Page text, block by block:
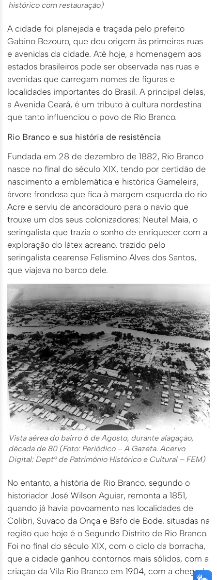
histórico com restauração)
A cidade foi planejada e traçada pelo prefeito
Gabino Bezouro, que deu origem às primeiras ruas
e avenidas da cidade. Até hoje, a homenagem aos
estados brasileiros pode ser observada nas ruas e
avenidas que carregam nomes de figuras e
localidades importantes do Brasil. A principal delas,
a Avenida Ceará, é um tributo à cultura nordestina
que tanto influenciou o povo de Rio Branco.
Rio Branco e sua história de resistência
Fundada em 28 de dezembro de 1882, Rio Branco
nasce no final do século XIX, tendo por certidão de
nascimento a emblemática e histórica Gameleira,
árvore frondosa que fica à margem esquerda do rio
Acre e serviu de ancoradouro para o navio que
trouxe um dos seus colonizadores: Neutel Maia, o
seringalista que trazia o sonho de enriquecer com a
exploração do látex acreano, trazido pelo
seringalista cearense Felismino Alves dos Santos,
que viajava no barco dele.
Vista aérea do bairro 6 de Agosto, durante alagação,
década de 80 (Foto: Periódico – A Gazeta. Acervo
Digital: Dept° de Patrimônio Histórico e Cultural – FEM)
No entanto, a história de Rio Branco, segundo o
historiador José Wilson Aguiar, remonta a 1851,
quando já havia povoamento nas localidades de
Colibri, Suvaco da Onça e Bafo de Bode, situadas na
região que hoje é o Segundo Distrito de Rio Branco.
Foi no final do século XIX, com o ciclo da borracha,
que a cidade ganhou contornos mais sólidos, com a
criação da Vila Rio Branco em 1904, com a chegada